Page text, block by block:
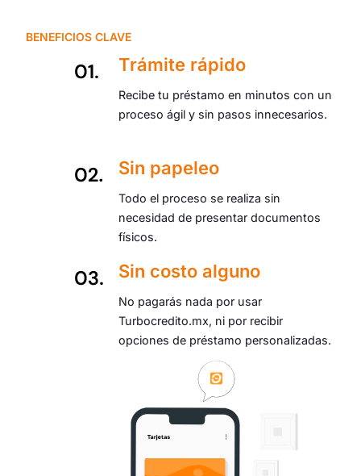
BENEFICIOS CLAVE
Trámite rápido
Recibe tu préstamo en minutos con un
proceso ágil y sin pasos innecesarios.
Sin papeleo
Todo el proceso se realiza sin
necesidad de presentar documentos
físicos.
Sin costo alguno
No pagarás nada por usar
Turbocredito.mx, ni por recibir
opciones de préstamo personalizadas.